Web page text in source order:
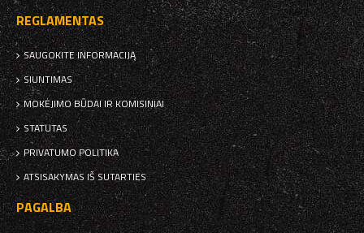
REGLAMENTAS
SAUGOKITE INFORMACIJĄ
SIUNTIMAS
MOKĖJIMO BŪDAI IR KOMISINIAI
STATUTAS
PRIVATUMO POLITIKA
ATSISAKYMAS IŠ SUTARTIES
PAGALBA